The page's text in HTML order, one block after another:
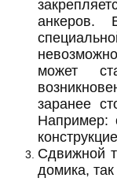
анкеров.
может
заранее
Например:
Сдвижной
домика,